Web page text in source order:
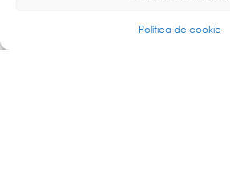
Política de cookie